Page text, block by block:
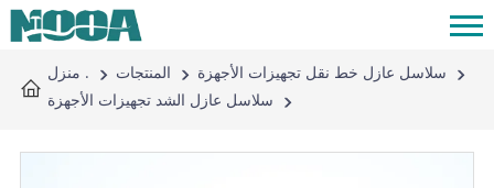
منزل . المنتجات
سلاسل عازل خط نقل تجهيزات الأجهزة
سلاسل عازل الشد تجهيزات الأجهزة